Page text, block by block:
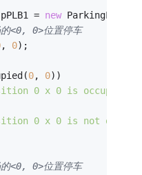
=
new
<0, 0>位置停车
, 0);
0, 0))
0 x 0 is occupied!"
0 x 0 is not
<0, 0>位置停车